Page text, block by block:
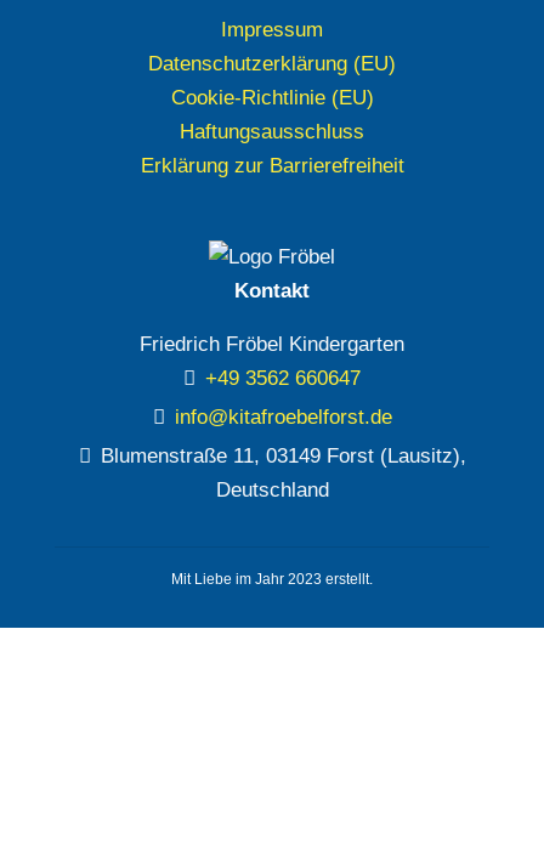
Impressum
Datenschutzerklärung (EU)
Cookie-Richtlinie (EU)
Haftungsausschluss
Erklärung zur Barrierefreiheit
Kontakt
Friedrich Fröbel Kindergarten
+49 3562 660647
info@kitafroebelforst.de
Blumenstraße 11, 03149 Forst (Lausitz),
Deutschland
Mit Liebe im Jahr 2023 erstellt.